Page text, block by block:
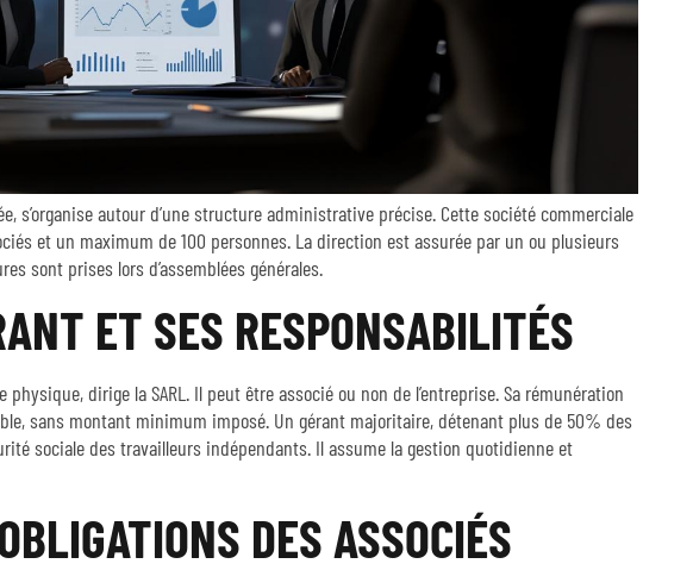
s’organise autour d’une structure administrative précise. Cette société commerciale
et un maximum de 100 personnes. La direction est assurée par un ou plusieurs
sont prises lors d’assemblées générales.
ET SES RESPONSABILITÉS
dirige la SARL. Il peut être associé ou non de l’entreprise. Sa rémunération
sans montant minimum imposé. Un gérant majoritaire, détenant plus de 50% des
sociale des travailleurs indépendants. Il assume la gestion quotidienne et
DES ASSOCIÉS